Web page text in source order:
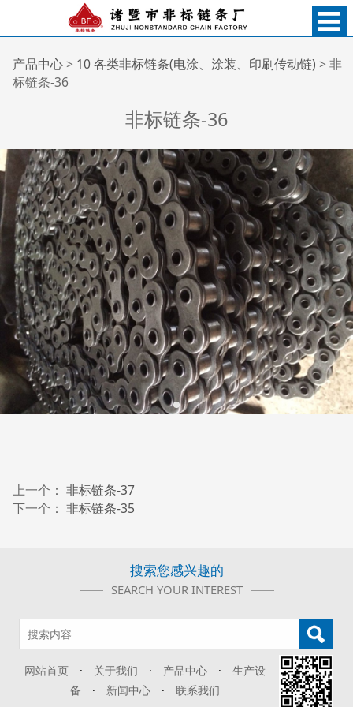
非标链条-36
产品中心> 10 各类非标链条(电涂、涂装、印刷传动链) > 非
标链条-36
非标链条-36
上一个： 非标链条-37
下一个： 非标链条-35
搜索您感兴趣的
SEARCH YOUR INTEREST
网站首页 · 关于我们 · 产品中心 ·生产设
备 · 新闻中心 ·联系我们